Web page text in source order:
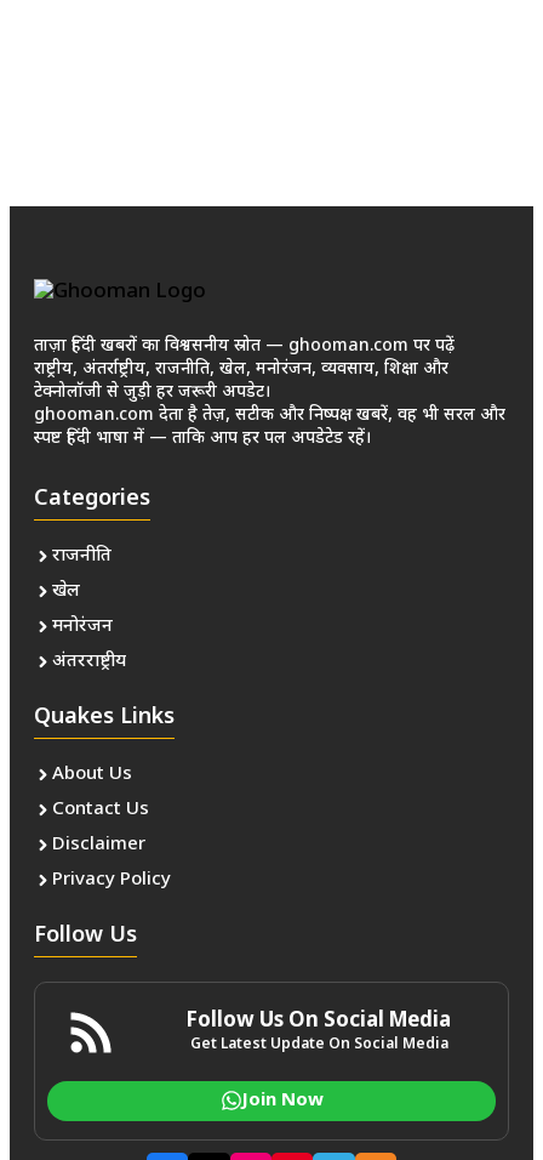
ताज़ा हिंदी खबरों का विश्वसनीय स्रोत — ghooman.com पर पढ़ें
राष्ट्रीय, अंतर्राष्ट्रीय, राजनीति, खेल, मनोरंजन, व्यवसाय, शिक्षा और
टेक्नोलॉजी से जुड़ी हर जरूरी अपडेट।
ghooman.com देता है तेज़, सटीक और निष्पक्ष खबरें, वह भी सरल और
स्पष्ट हिंदी भाषा में — ताकि आप हर पल अपडेटेड रहें।
Categories
राजनीति
खेल
मनोरंजन
अंतरराष्ट्रीय
Quakes Links
About Us
Contact Us
Disclaimer
Privacy Policy
Follow Us
Follow Us On Social Media
Get Latest Update On Social Media
Join Now